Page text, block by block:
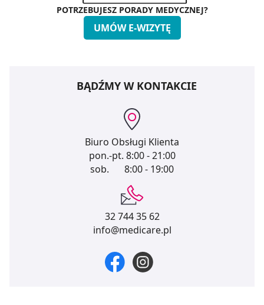
POTRZEBUJESZ PORADY MEDYCZNEJ?
UMÓW E-WIZYTĘ
BĄDŹMY W KONTAKCIE
Biuro Obsługi Klienta
pon.-pt. 8:00 - 21:00
sob.
8:00 - 19:00
32 744 35 62
info@medicare.pl